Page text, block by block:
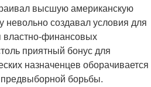
высшую американскую
невольно создавал условия для
властно-финансовых
приятный бонус для
назначенцев оборачивается
предвыборной борьбы.